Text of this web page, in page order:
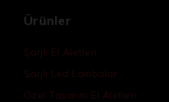
Ürünler
Şarjlı El Aletleri
Şarjlı Led Lambalar
Özel Tasarım El Aletleri